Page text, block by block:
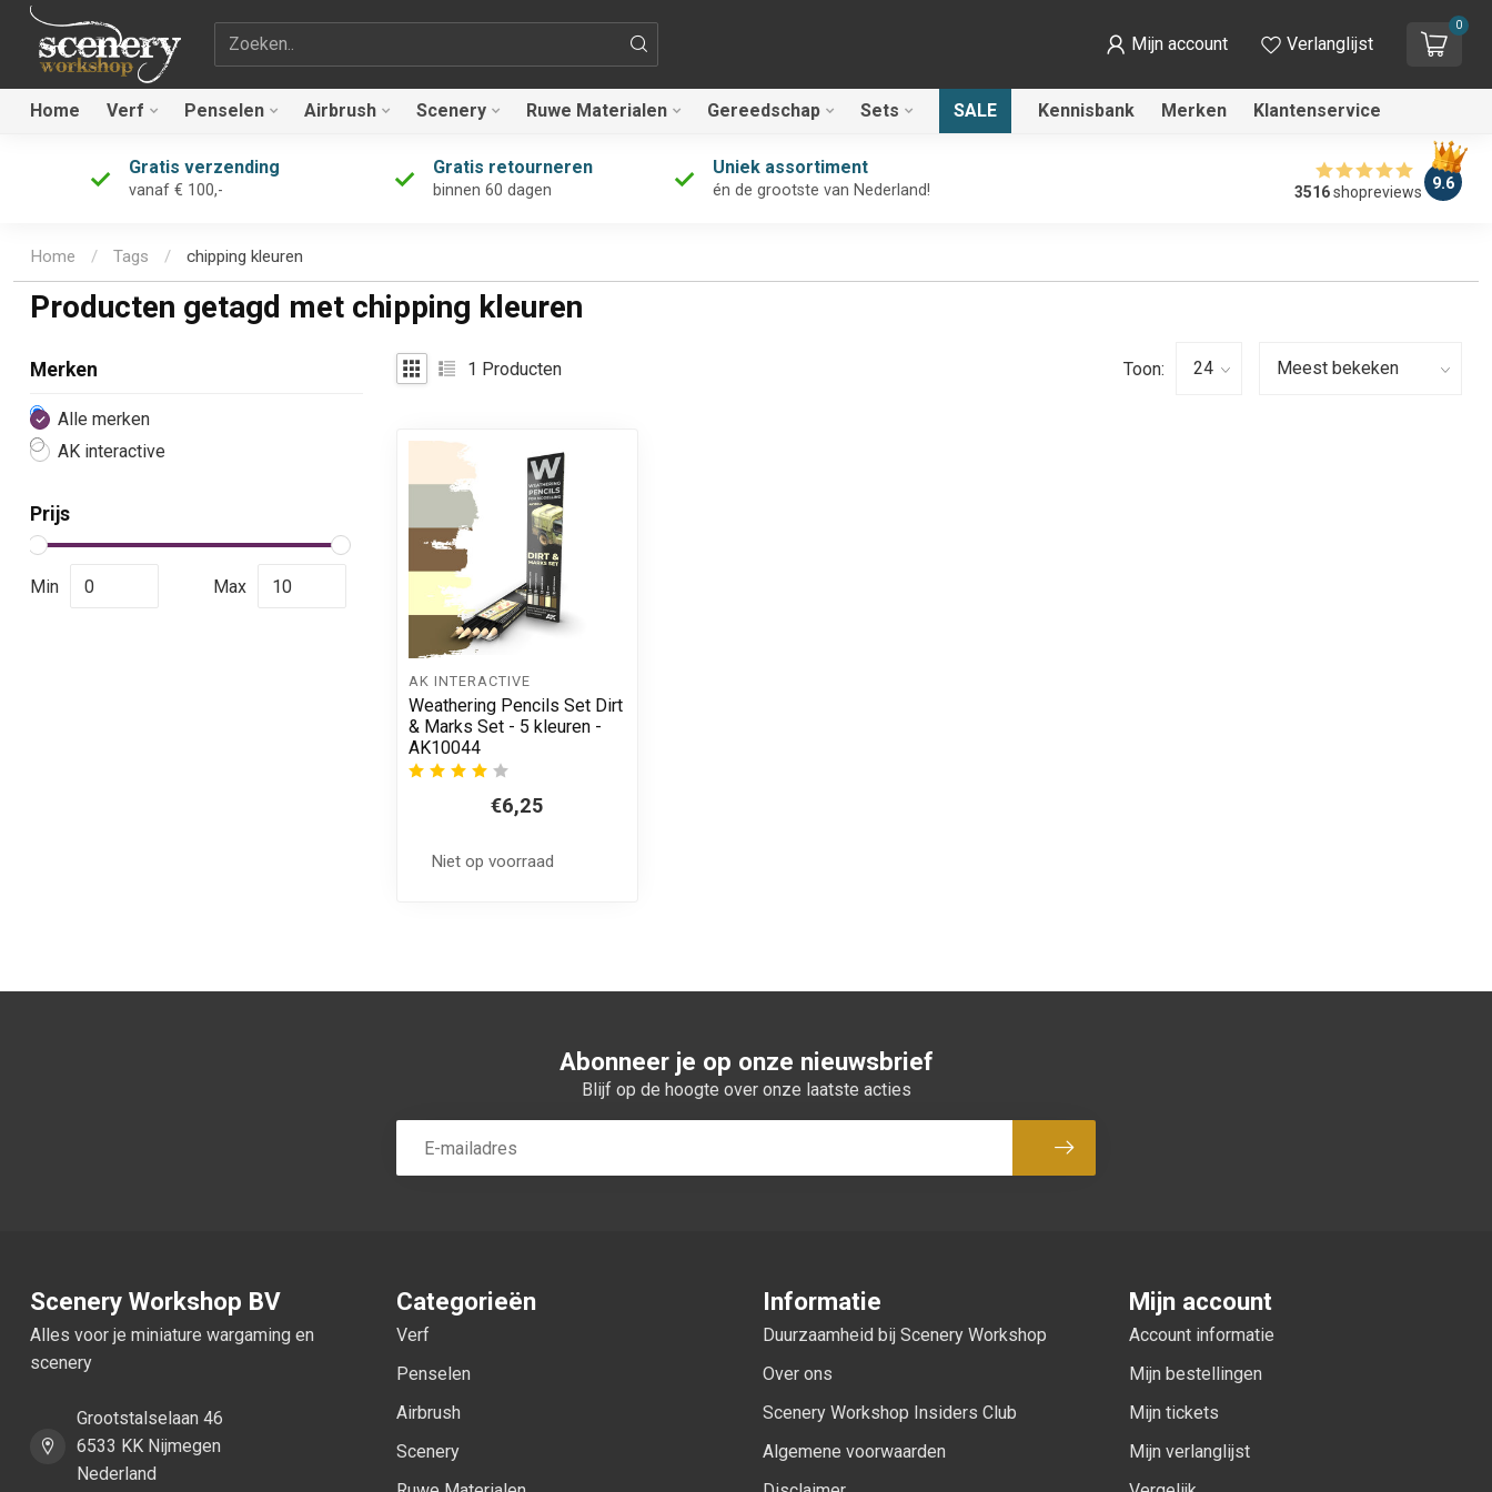
Zoekterm Mijn account Verlanglijst
0
Home Verf Penselen Airbrush Scenery Ruwe Materialen Gereedschap Sets SALE Kennisbank Merken Klantenservice
Gratis verzending
vanaf € 100,-
Gratis retourneren
binnen 60 dagen
Uniek assortiment
én de grootste van Nederland! 3516shopreviews 9.6
Home / Tags / chipping kleuren
Producten getagd met chipping kleuren
Merken
Alle merken
AK interactive
Prijs
Min Max
1 Producten Toon:
AK INTERACTIVE
Weathering Pencils Set Dirt
& Marks Set - 5 kleuren -
AK10044
€6,25
Niet op voorraad
Abonneer je op onze nieuwsbrief
Blijf op de hoogte over onze laatste acties
Abonneer
Scenery Workshop BV
Alles voor je miniature wargaming en
scenery
Grootstalselaan 46
6533 KK Nijmegen
Nederland
Categorieën
Verf
Penselen
Airbrush
Scenery
Informatie
Duurzaamheid bij Scenery Workshop
Over ons
Scenery Workshop Insiders Club
Algemene voorwaarden
Mijn account
Account informatie
Mijn bestellingen
Mijn tickets
Mijn verlanglijst